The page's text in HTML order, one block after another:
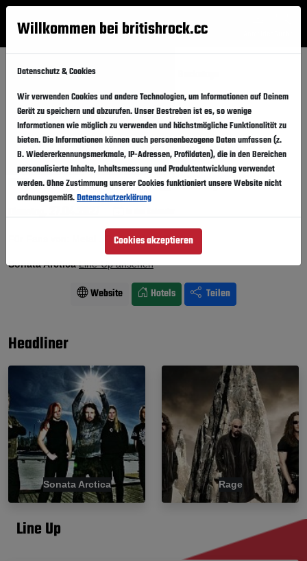
Menü
Startseite Konzerte
Sonata Arctica in München 2027
Sonata Arctica in München Folgen
Sehr beliebt.Hohe Nachfrage für dieses Event!
Deutschland · München · Backstage
27.04.2027
Für Fans von: Metal . Progressive . Rock
Sonata ArcticaLine-Up ansehen
Website Hotels Teilen
Headliner
Sonata Arctica Rage
Line Up
Willkommen bei britishrock.cc
Datenschutz & Cookies
Wir verwenden Cookies und andere Technologien, um Informationen auf Deinem
Gerät zu speichern und abzurufen. Unser Bestreben ist es, so wenige
Informationen wie möglich zu verwenden und höchstmögliche Funktionalität zu
bieten. Die Informationen können auch personenbezogene Daten umfassen (z.
B. Wiedererkennungsmerkmale, IP-Adressen, Profildaten), die in den Bereichen
personalisierte Inhalte, Inhaltsmessung und Produktentwicklung verwendet
werden. Ohne Zustimmung unserer Cookies funktioniert unsere Website nicht
ordnungsgemäß.Datenschutzerklärung
Cookies akzeptieren